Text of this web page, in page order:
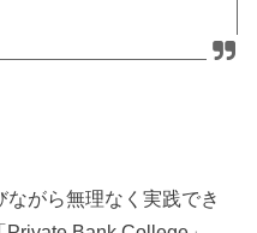
がら無理なく実践でき